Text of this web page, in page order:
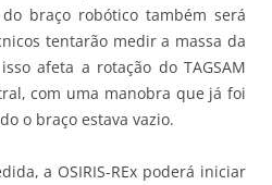
braço robótico também será
tentarão medir a massa da
afeta a rotação do TAGSAM
com uma manobra que já foi
o braço estava vazio.
a OSIRIS-REx poderá iniciar